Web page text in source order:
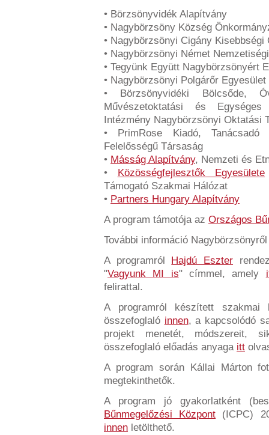
• Börzsönyvidék Alapítvány
• Nagybörzsöny Község
• Nagybörzsönyi Cigány Kisebbségi
• Nagybörzsönyi Német
• Tegyünk Együtt Nagybörzsönyért
• Nagybörzsönyi Polgárőr Egyesület
• Börzsönyvidéki Bölcsőde,
Művészetoktatási és
Intézmény Nagybörzsönyi Oktatási
• PrimRose Kiadó,
Felelősségű Társaság
• Másság Alapítvány, Nemzeti és
• Közösségfejlesztők Egyesülete
Támogató Szakmai Hálózat
• Partners Hungary Alapítvány
A program támotója az Országos
További információ
A programról Hajdú Eszter
"Vagyunk MI is" címmel, amely
felirattal.
A programról készített szakmai
összefoglaló innen, a kapcsolódó
projekt menetét, módszereit,
összefoglaló előadás anyaga itt
A program során Kállai Márton
megtekinthetők.
A program jó gyakorlatként
Bűnmegelőzési Központ (ICPC)
innen letölthető.